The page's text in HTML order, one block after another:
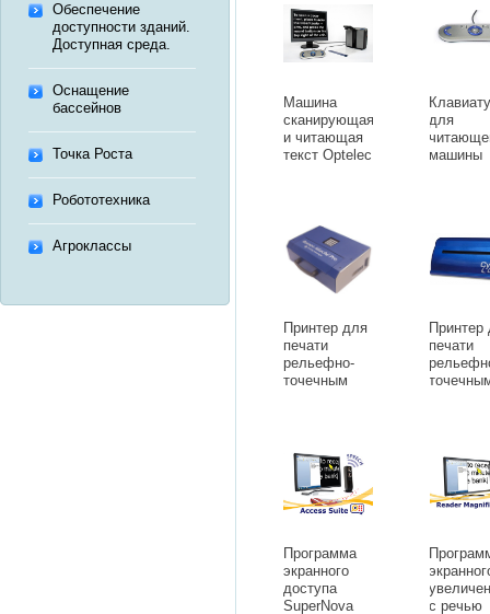
Обеспечение
доступности зданий.
Доступная среда.
Оснащение
бассейнов
Точка Роста
Робототехника
Агроклассы
Машина
сканирующая
и читающая
текст Optelec
для
машины
Принтер для
печати
рельефно-
точечным
Attache Pro
Принтер
печати
Программа
экранного
доступа
SuperNova
с речью